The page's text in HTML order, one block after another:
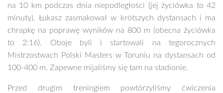
na 10 km podczas dnia niepodległości (jej życiówka to 42
minuty). Łukasz zasmakował w krótszych dystansach i ma
chrapkę na poprawę wyników na 800 m (obecna życiówka
to 2:16). Oboje byli i startowali na tegorocznych
Mistrzostwach Polski Masters w Toruniu na dystansach od
100-400 m. Zapewne mijaliśmy się tam na stadionie.
Przed drugim treningiem powtórzyliśmy ćwiczenia